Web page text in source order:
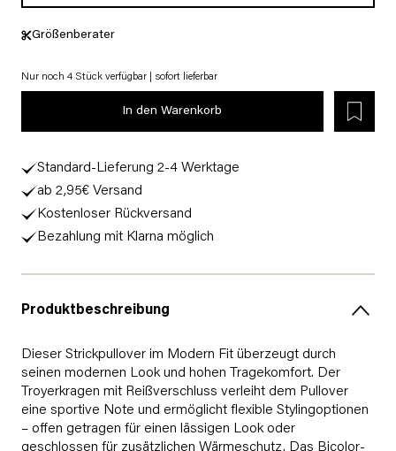
Größenberater
Nur noch 4 Stück verfügbar | sofort lieferbar
In den Warenkorb
Standard-Lieferung 2-4 Werktage
ab 2,95€ Versand
Kostenloser Rückversand
Bezahlung mit Klarna möglich
Produktbeschreibung
Dieser Strickpullover im Modern Fit überzeugt durch
seinen modernen Look und hohen Tragekomfort. Der
Troyerkragen mit Reißverschluss verleiht dem Pullover
eine sportive Note und ermöglicht flexible Stylingoptionen
– offen getragen für einen lässigen Look oder
geschlossen für zusätzlichen Wärmeschutz. Das Bicolor-